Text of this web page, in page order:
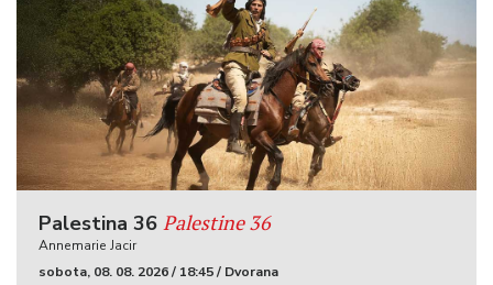
Palestina 36 Palestine 36
Annemarie Jacir
sobota, 08. 08. 2026 / 18:45 / Dvorana